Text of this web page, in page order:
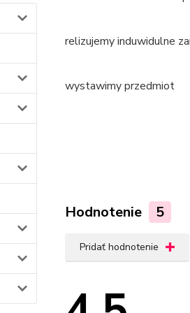
relizujemy induwidulne
wystawimy przedmiot
Hodnotenie 5
Pridať hodnotenie